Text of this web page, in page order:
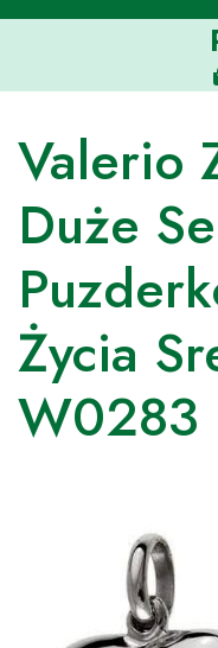
Skip
Valerio
Duże
Życia
W0283